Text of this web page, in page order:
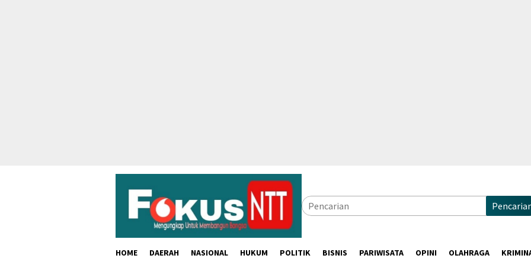
HOME DAERAH NASIONAL HUKUM POLITIK BISNIS PARIWISATA OPINI OLAHRAGA